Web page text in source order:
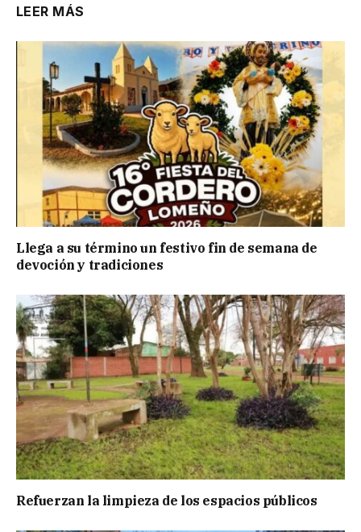
LEER MÁS
Llega a su término un festivo fin de semana de
devoción y tradiciones
Refuerzan la limpieza de los espacios públicos